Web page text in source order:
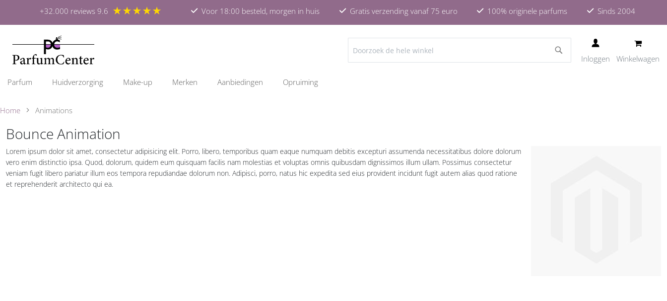
+32.000 reviews 9.6 ★★★★★ Voor 18:00 besteld, morgen in huis Gratis verzending vanaf 75 euro 100% originele parfums Sinds 2004
Inloggen Winkelwagen
ZOEKEN
Parfum Huidverzorging Make-up Merken Aanbiedingen Opruiming
Home Animations
Bounce Animation
Lorem ipsum dolor sit amet, consectetur adipisicing elit. Porro, libero, temporibus quam eaque numquam debitis excepturi assumenda necessitatibus dolore dolorum
vero enim distinctio ipsa. Quod, dolorum, quidem eum quisquam facilis nam molestias et voluptas omnis quibusdam dignissimos illum ullam. Possimus consectetur
veniam fugit libero pariatur illum eos tempora repudiandae dolorum non. Adipisci, porro, natus hic expedita sed eius provident incidunt fugit autem alias quod ratione
et reprehenderit architecto qui ea.